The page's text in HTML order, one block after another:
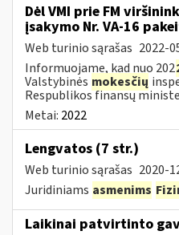
Dėl VMI prie FM
įsakymo Nr. VA-16
Web turinio sąrašas 2022-
Informuojame, kad nuo 202
Valstybinės mokesčių
Respublikos finansų
Metai: 2022
Lengvatos (7 str.)
Web turinio sąrašas 2020-
Juridiniams asmenims
Laikinai patvirtinto